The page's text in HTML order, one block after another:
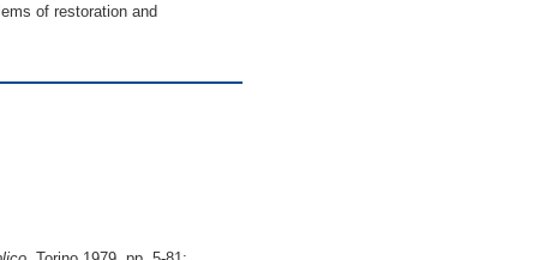
of restoration and